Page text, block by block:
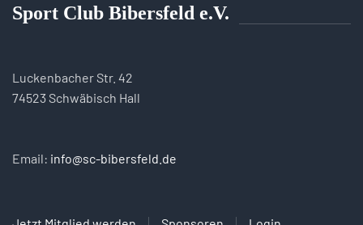
Sport Club Bibersfeld e.V.
Luckenbacher Str. 42
74523 Schwäbisch Hall
Email: info@sc-bibersfeld.de